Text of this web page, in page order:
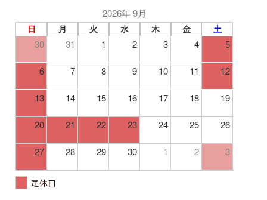
2026年 9月
日 月 火 水 木 金 土
30 31 1 2 3 4 5
6 7 8 9 10 11 12
13 14 15 16 17 18 19
20 21 22 23 24 25 26
27 28 29 30 1 2 3
定休日